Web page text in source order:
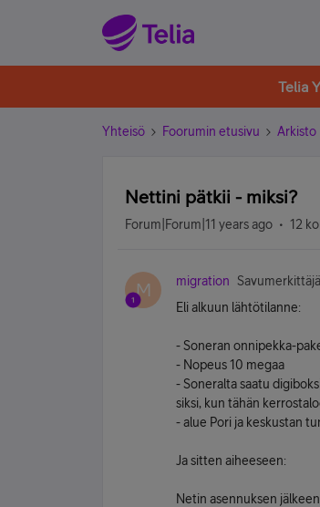
Telia
Yhteisö Foorumin etusivu Arkisto
Nettini pätkii - miksi?
Forum|Forum|11 years ago 12
M migration
Savumerkittäjä
Eli alkuun lähtötilanne:
- Soneran onnipekka-
- Nopeus 10 megaa
- Soneralta saatu
siksi, kun tähän
- alue Pori ja keskustan
Ja sitten aiheeseen:
Netin asennuksen